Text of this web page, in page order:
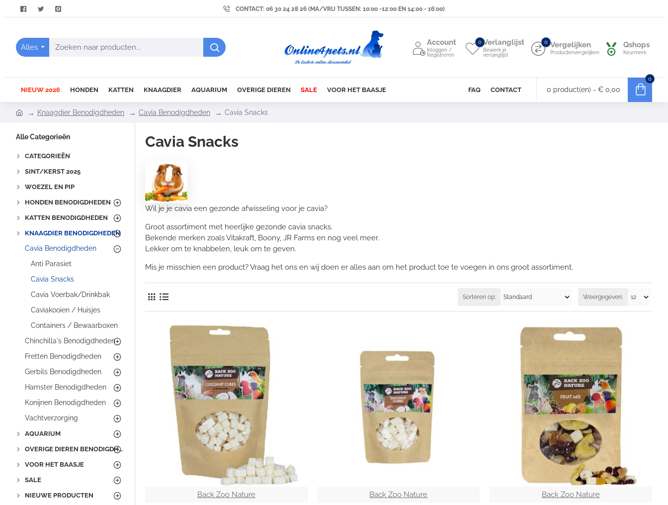
CONTACT: 06 30 24 28 26 (MA/VRIJ TUSSEN: 10:00 -12:00 EN 14:00 - 16:00)
Alles
Zoeken
Account
Inloggen /
Registreren
Verlanglijst
Bewerk je
verlanglijst
0 Vergelijken
Productenvergelijken
0 Qshops
Keurmerk
NIEUW 2026 HONDEN KATTEN KNAAGDIER AQUARIUM OVERIGE DIEREN SALE VOOR HET BAASJE FAQ CONTACT 0 product(en) - € 0,00
0
m
Knaagdier Benodigdheden Cavia Benodigdheden Cavia Snacks
Alle Categorieën
CATEGORIEËN
SINT/KERST 2025
WOEZEL EN PIP
HONDEN BENODIGDHEDEN
KATTEN BENODIGDHEDEN
KNAAGDIER BENODIGDHEDEN
Cavia Benodigdheden
Anti Parasiet
Cavia Snacks
Cavia Voerbak/Drinkbak
Caviakooien / Huisjes
Containers / Bewaarboxen
Chinchilla's Benodigdheden
Fretten Benodigdheden
Gerbils Benodigdheden
Hamster Benodigdheden
Konijnen Benodigdheden
Vachtverzorging
AQUARIUM
OVERIGE DIEREN BENODIGDHEDEN
VOOR HET BAASJE
SALE
NIEUWE PRODUCTEN
Cavia Snacks
Wil je je cavia een gezonde afwisseling voor je cavia?
Groot assortiment met heerlijke gezonde cavia snacks.
Bekende merken zoals Vitakraft, Boony, JR Farms en nog veel meer.
Lekker om te knabbelen, leuk om te geven.
Mis je misschien een product? Vraag het ons en wij doen er alles aan om het product toe te voegen in ons groot assortiment.
Sorteren op: Weergegeven:
Back Zoo Nature
Back Zoo Nature
Back Zoo Nature